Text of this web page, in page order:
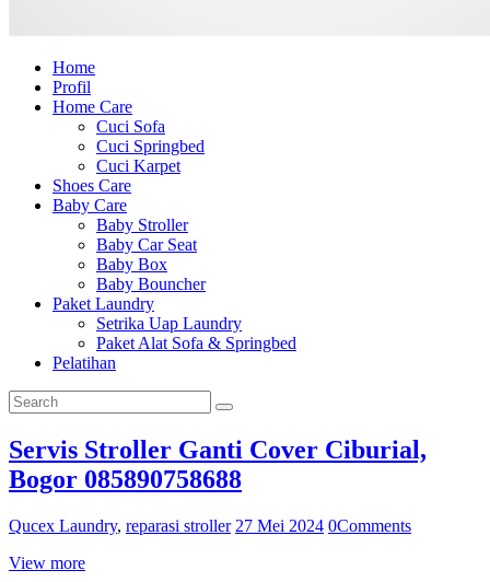
Home
Profil
Home Care
Cuci Sofa
Cuci Springbed
Cuci Karpet
Shoes Care
Baby Care
Baby Stroller
Baby Car Seat
Baby Box
Baby Bouncher
Paket Laundry
Setrika Uap Laundry
Paket Alat Sofa & Springbed
Pelatihan
Servis Stroller Ganti Cover Ciburial,
Bogor 085890758688
Qucex Laundry, reparasi stroller 27 Mei 2024 0Comments
View more